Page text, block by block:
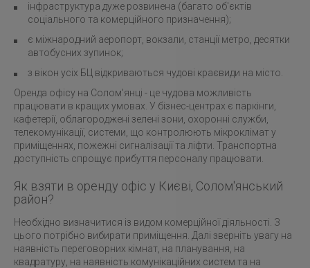
інфраструктура дуже розвинена (багато об'єктів
соціального та комерційного призначення);
є міжнародний аеропорт, вокзали, станції метро, ​​десятки
автобусних зупинок;
з вікон усіх БЦ відкриваються чудові краєвиди на місто.
Оренда офісу на Солом'янці - це чудова можливість
працювати в кращих умовах. У бізнес-центрах є паркінги,
кафетерії, облагороджені зелені зони, охоронні служби,
телекомунікації, системи, що контролюють мікроклімат у
приміщеннях, пожежні сигналізації та ліфти. Транспортна
доступність спрощує прибуття персоналу працювати.
Як взяти в оренду офіс у Києві, Солом'янський
район?
Необхідно визначитися із видом комерційної діяльності. З
цього потрібно вибирати приміщення. Далі зверніть увагу на
наявність переговорних кімнат, на планування, на
квадратуру, на наявність комунікаційних систем та на